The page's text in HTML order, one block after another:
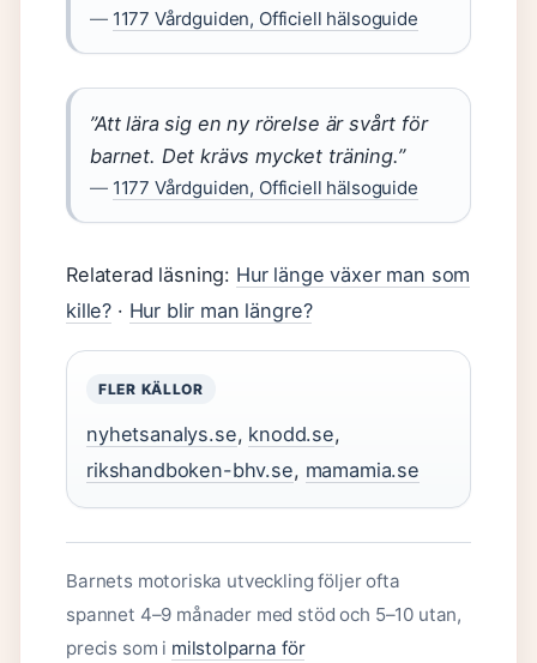
— 1177 Vårdguiden, Officiell hälsoguide
”Att lära sig en ny rörelse är svårt för
barnet. Det krävs mycket träning.”
— 1177 Vårdguiden, Officiell hälsoguide
Relaterad läsning: Hur länge växer man som
kille? · Hur blir man längre?
FLER KÄLLOR
nyhetsanalys.se, knodd.se,
rikshandboken-bhv.se, mamamia.se
Barnets motoriska utveckling följer ofta
spannet 4–9 månader med stöd och 5–10 utan,
precis som i milstolparna för